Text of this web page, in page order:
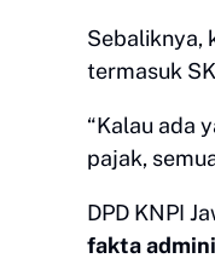
Sebaliknya,
termasuk
“Kalau ada
pajak,
DPD KNPI
fakta